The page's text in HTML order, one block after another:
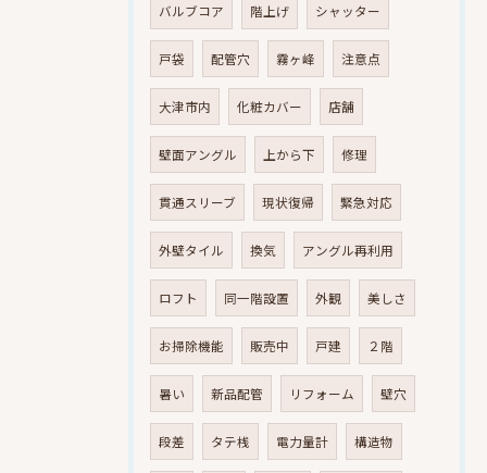
バルブコア 階上げ シャッター
戸袋 配管穴 霧ヶ峰 注意点
大津市内 化粧カバー 店舗
壁面アングル 上から下 修理
貫通スリーブ 現状復帰 緊急対応
外壁タイル 換気 アングル再利用
ロフト 同一階設置 外観 美しさ
お掃除機能 販売中 戸建 ２階
暑い 新品配管 リフォーム 壁穴
段差 タテ桟 電力量計 構造物